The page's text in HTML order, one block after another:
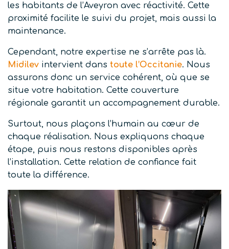
les habitants de l’Aveyron avec réactivité. Cette
proximité facilite le suivi du projet, mais aussi la
maintenance.
Cependant, notre expertise ne s’arrête pas là.
Midilev intervient dans toute l’Occitanie. Nous
assurons donc un service cohérent, où que se
situe votre habitation. Cette couverture
régionale garantit un accompagnement durable.
Surtout, nous plaçons l’humain au cœur de
chaque réalisation. Nous expliquons chaque
étape, puis nous restons disponibles après
l’installation. Cette relation de confiance fait
toute la différence.